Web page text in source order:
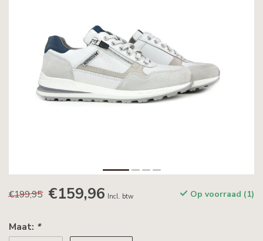
€199,95 €159,96 Incl. btw Op voorraad (1)
Maat: *